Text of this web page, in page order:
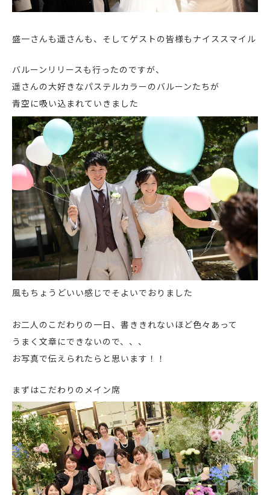
盛一さんも遥さんも、そしてゲストの皆様もナイススマイル
バルーンリリースも行ったのですが、
遥さんの大好きなパステルカラーのバルーンたちが
青空に吸い込まれていきました
風もちょうどいい感じでそよいでおりました
お二人のこだわりの一日、書ききれないほど色々あって
うまく文章にできないので、、、
お写真で伝えられたらと思います！！
まずはこだわりのメイン席